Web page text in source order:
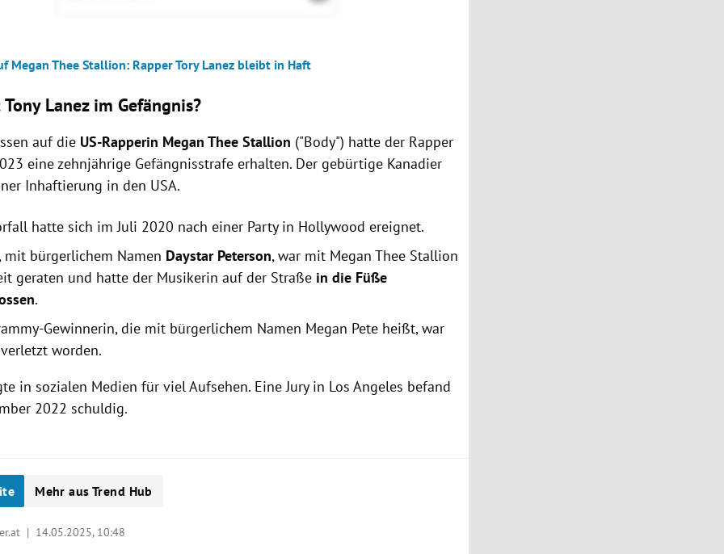
Megan Thee Stallion: Rapper Tory Lanez bleibt in Haft
Lanez im Gefängnis?
auf die US-Rapperin Megan Thee Stallion ("Body") hatte der Rapper
eine zehnjährige Gefängnisstrafe erhalten. Der gebürtige Kanadier
Inhaftierung in den USA.
hatte sich im Juli 2020 nach einer Party in Hollywood ereignet.
mit bürgerlichem Namen Daystar Peterson, war mit Megan Thee Stallion
geraten und hatte der Musikerin auf der Straße in die Füße
.
Gewinnerin, die mit bürgerlichem Namen Megan Pete heißt, war
worden.
in sozialen Medien für viel Aufsehen. Eine Jury in Los Angeles befand
2022 schuldig.
Mehr aus Trend Hub
| 14.05.2025, 10:48